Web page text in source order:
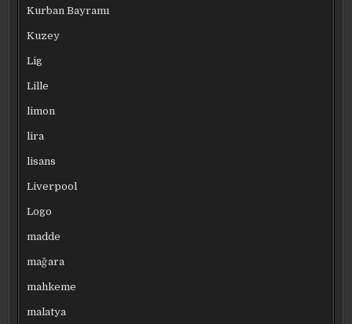
Kurban Bayramı
Kuzey
Lig
Lille
limon
lira
lisans
Liverpool
Logo
madde
mağara
mahkeme
malatya